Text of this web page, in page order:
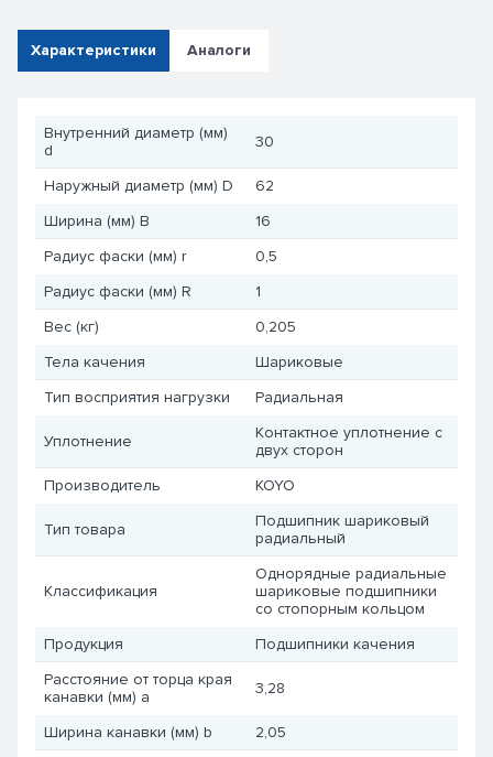
Характеристики Аналоги
Внутренний диаметр (мм)
d
30
Наружный диаметр (мм) D
62
Ширина (мм) B
16
Радиус фаски (мм) r
0,5
Радиус фаски (мм) R
1
Вес (кг)
0,205
Тела качения
Шариковые
Тип восприятия нагрузки
Радиальная
Уплотнение
Контактное уплотнение с
двух сторон
Производитель
KOYO
Тип товара
Подшипник шариковый
радиальный
Классификация
Однорядные радиальные
шариковые подшипники
со стопорным кольцом
Продукция
Подшипники качения
Расстояние от торца края
канавки (мм) a
3,28
Ширина канавки (мм) b
2,05